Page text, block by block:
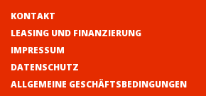
KONTAKT
LEASING UND FINANZIERUNG
IMPRESSUM
DATENSCHUTZ
ALLGEMEINE GESCHÄFTSBEDINGUNGEN